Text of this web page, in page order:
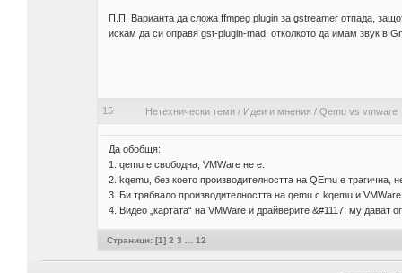
П.П. Варианта да сложа ffmpeg plugin за gstreamer отпада,
искам да си оправя gst-plugin-mad, отколкото да имам звук в
15 Нетехнически теми/ Идеи и мнения / Qemu vs vmware
Да обобщя:
1. qemu е свободна, VMWare не е.
2. kqemu, без което производителността на QEmu е трагична,
3. Би трябвало производителността на qemu с kqemu и
4. Видео „картата“ на VMWare и драйверите &#1117; му дават
Страници: [1] 2 3 12